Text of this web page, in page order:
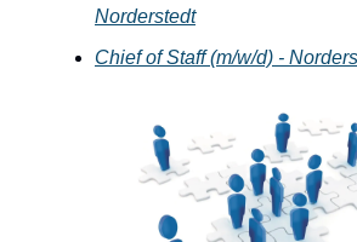
Norderstedt
Chief of Staff (m/w/d) -